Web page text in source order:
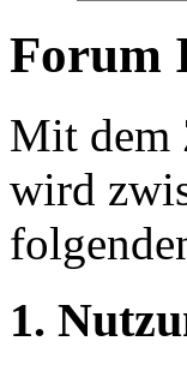
Forum
Mit dem
wird
1.